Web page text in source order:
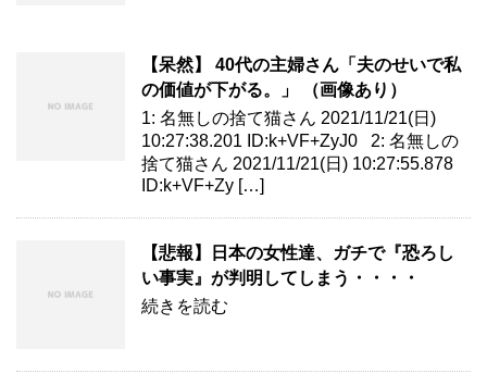
【呆然】 40代の主婦さん「夫のせいで私
の価値が下がる。」 （画像あり）
1: 名無しの捨て猫さん 2021/11/21(日)
10:27:38.201 ID:k+VF+ZyJ0 2: 名無しの
捨て猫さん 2021/11/21(日) 10:27:55.878
ID:k+VF+Zy […]
【悲報】日本の女性達、ガチで『恐ろし
い事実』が判明してしまう・・・・
続きを読む